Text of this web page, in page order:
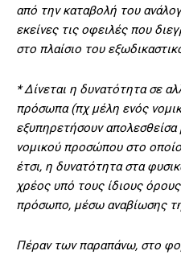
από την καταβολή του
εκείνες τις οφειλές που
στο πλαίσιο του
* Δίνεται η δυνατότητα σε
πρόσωπα (πχ μέλη ενός
εξυπηρετήσουν
νομικού προσώπου στο
έτσι, η δυνατότητα στα
χρέος υπό τους ίδιους
πρόσωπο, μέσω αναβίωσης
Πέραν των παραπάνω, στο